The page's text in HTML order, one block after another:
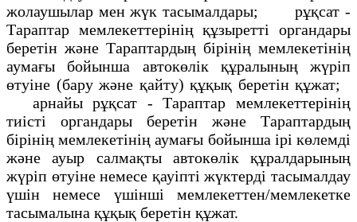
жолаушылар мен жүк тасымалдары; рұқсат -
Тараптар мемлекеттерінің құзыретті органдары
беретін және Тараптардың бірінің мемлекетінің
аумағы бойынша автокөлік құралының жүріп
өтуіне (бару және қайту) құқық беретін құжат;
арнайы рұқсат - Тараптар мемлекеттерінің
тиісті органдары беретін және Тараптардың
бірінің мемлекетінің аумағы бойынша ірі көлемді
және ауыр салмақты автокөлік құралдарының
жүріп өтуіне немесе қауіпті жүктерді тасымалдау
үшін немесе үшінші мемлекеттен/мемлекетке
тасымалына құқық беретін құжат.